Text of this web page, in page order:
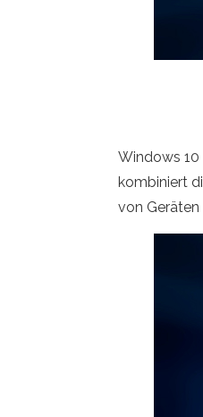
Windows 10
kombiniert
von